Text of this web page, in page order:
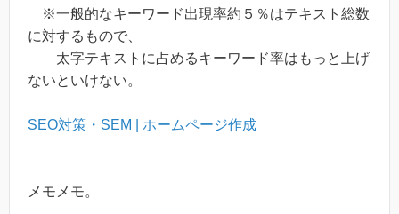
※一般的なキーワード出現率約５％はテキスト総数
に対するもので、
太字テキストに占めるキーワード率はもっと上げ
ないといけない。
SEO対策・SEM | ホームページ作成
メモメモ。